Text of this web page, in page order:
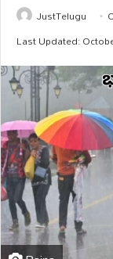
JustTelugu
Last Updated: